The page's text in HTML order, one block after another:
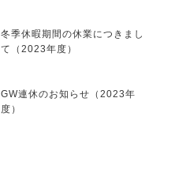
冬季休暇期間の休業につきまし
て（2023年度）
GW連休のお知らせ（2023年
度）